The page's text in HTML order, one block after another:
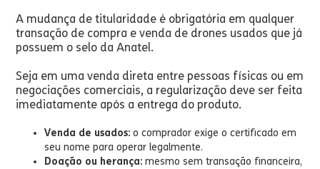
A mudança de titularidade é obrigatória em qualquer
transação de compra e venda de drones usados que já
possuem o selo da Anatel.
Seja em uma venda direta entre pessoas físicas ou em
negociações comerciais, a regularização deve ser feita
imediatamente após a entrega do produto.
Venda de usados: o comprador exige o certificado em
seu nome para operar legalmente.
Doação ou herança: mesmo sem transação financeira,